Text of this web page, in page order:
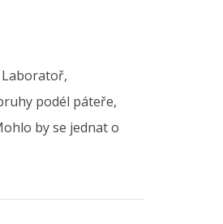
Laboratoř,
podél páteře,
by se jednat o